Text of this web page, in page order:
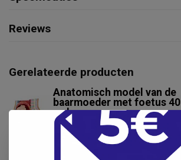
Reviews
Gerelateerde producten
Anatomisch model van de
baarmoeder met foetus 40
weken -
zwangerschapsmodel
Niet op voorraad